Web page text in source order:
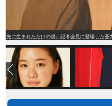
『先に生まれただけの僕』記者会見に登場した